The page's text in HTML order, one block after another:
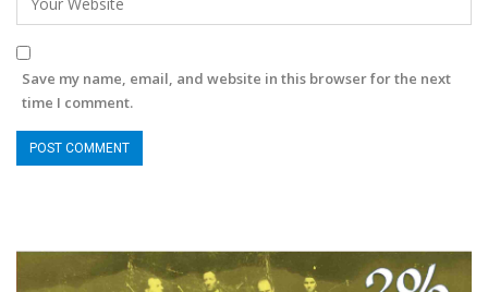
Save my name, email, and website in this browser for the next
time I comment.